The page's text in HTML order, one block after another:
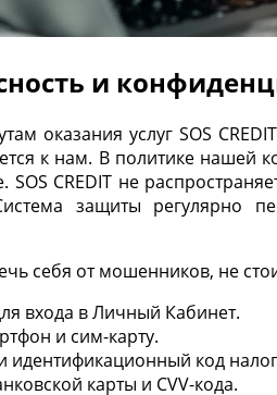
и
оказания услуг SOS
к нам. В политике нашей
SOS CREDIT не
защиты регулярно
себя от мошенников, не
входа в Личный Кабинет.
и сим-карту.
идентификационный код
карты и CVV-кода.